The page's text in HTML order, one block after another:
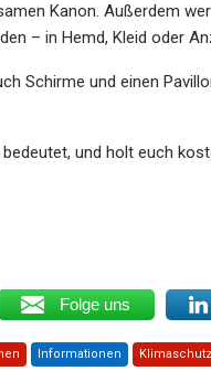
Kanon. Außerdem
– in Hemd, Kleid oder
Schirme und einen
und holt euch
Folge uns
Informationen Klimaschutz